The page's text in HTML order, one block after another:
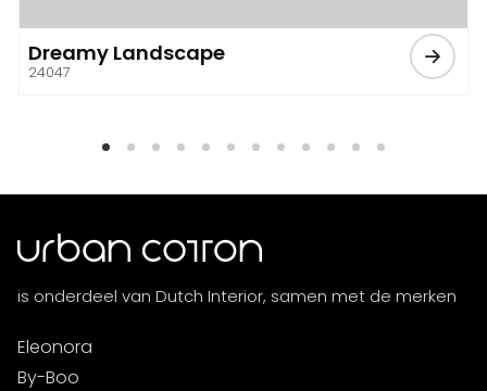
Dreamy Landscape
24047
is onderdeel van Dutch Interior, samen met de merken
Eleonora
By-Boo